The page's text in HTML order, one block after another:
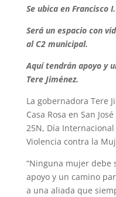
Se ubica en Francisco
Será un espacio con
al C2 municipal.
Aquí tendrán apoyo y
Tere Jiménez.
La gobernadora Tere
Casa Rosa en San
25N, Día
Violencia contra la
“Ninguna mujer debe
apoyo y un camino
a una aliada que